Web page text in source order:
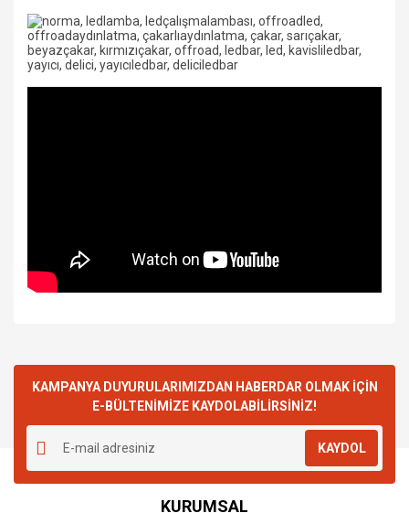
KAMPANYA DUYURULARIMIZDAN HABERDAR OLMAK İÇİN
E-BÜLTENİMİZE KAYDOLABİLİRSİNİZ!
KAYDOL
KURUMSAL